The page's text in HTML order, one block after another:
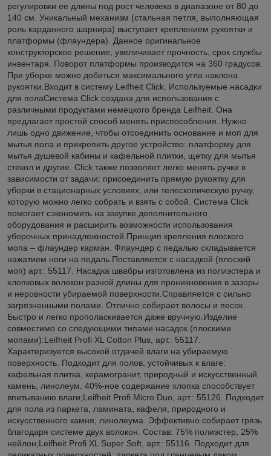
регулировки ее длины под рост человека в диапазоне от 80 до
140 см. Уникальный механизм (стальная петля, выполняющая
роль карданного шарнира) выступает креплением рукоятки и
платформы (флаундера). Данное оригинальное
конструкторское решение, увеличивает прочность, срок службы
инвентаря. Поворот платформы производится на 360 градусов.
При уборке можно добиться максимального угла наклона
рукоятки.Входит в систему Leifheit Click. Используемые насадки
для полаСистема Click создана для использования с
различными продуктами немецкого бренда Leifheit. Она
предлагает простой способ менять приспособления. Нужно
лишь одно движение, чтобы отсоединить основание и моп для
мытья пола и прикрепить другое устройство: платформу для
мытья душевой кабины и кафельной плитки, щетку для мытья
стекол и другие. Click также позволяет легко менять ручки в
зависимости от задачи: присоединить прямую рукоятку для
уборки в стационарных условиях, или телескопическую ручку,
которую можно легко собрать и взять с собой. Система Click
помогает сэкономить на закупке дополнительного
оборудования и расширить возможности использования
уборочных принадлежностей.Принцип крепления плоского
мопа – флаундер карман. Флаундер с педалью складывается
нажатием ноги на педаль.Поставляется с насадкой (плоский
моп) арт.: 55117. Насадка швабры изготовлена из полиэстера и
хлопковых волокон разной длины для проникновения в зазоры
и неровности убираемой поверхности.Справляется с сильно
загрязненными полами. Отлично собирает волосы и песок.
Быстро и легко прополаскивается даже вручную.Изделие
совместимо со следующими типами насадок (плоскими
мопами):Leifheit Profi XL Cotton Plus, арт.: 55117.
Характеризуется высокой отдачей влаги на убираемую
поверхность. Подходит для полов, устойчивых к влаге:
кафельная плитка, керамогранит, природный и искусственный
камень, линолеум. 40%-ное содержание хлопка способствует
впитыванию влаги;Leifheit Profi Micro Duo, арт.: 55126. Подходит
для пола из паркета, ламината, кафеля, природного и
искусственного камня, линолеума. Эффективно собирает грязь
благодаря системе двух волокон. Состав: 75% полиэстер, 25%
нейлон;Leifheit Profi XL Super Soft, арт.: 55116. Подходит для